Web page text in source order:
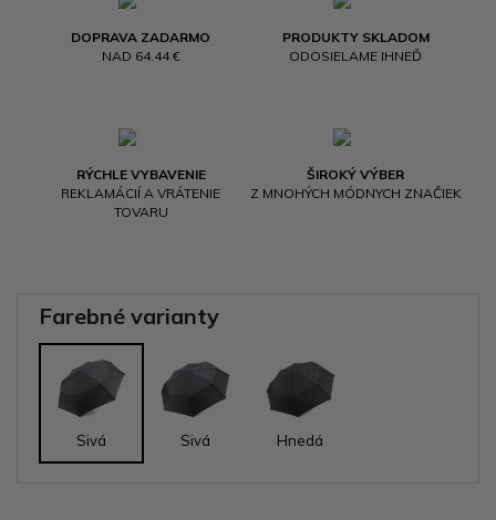
DOPRAVA ZADARMO
NAD 64.44 €
PRODUKTY SKLADOM
ODOSIELAME IHNEĎ
RÝCHLE VYBAVENIE
REKLAMÁCIÍ A VRÁTENIE
TOVARU
ŠIROKÝ VÝBER
Z MNOHÝCH MÓDNYCH ZNAČIEK
Farebné varianty
Sivá Sivá Hnedá